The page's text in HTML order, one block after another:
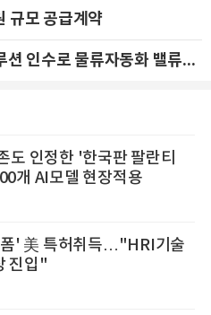
규모 공급계약
클로봇, 두산로지스틱스솔루션 인수로 물류자동화 밸류체인 확장 추진 - IBK투자증권
도 인정한 '한국판 팔란티
개 AI모델 현장적용
' 美 특허취득…"HRI기술
진입"